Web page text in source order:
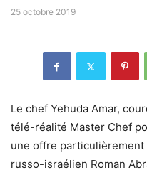
25 octobre 2019
Le chef Yehuda Amar,
télé-réalité Master Chef
une offre
russo-israélien Roman